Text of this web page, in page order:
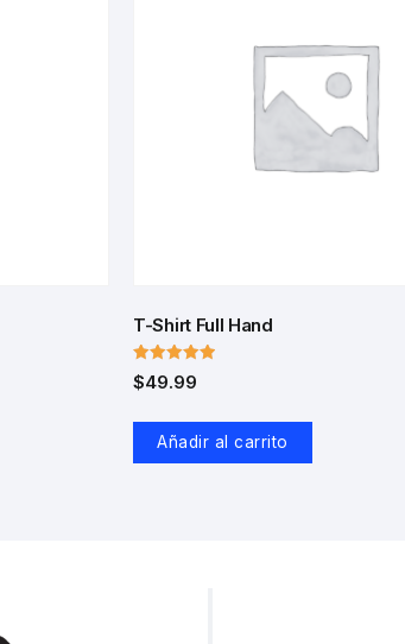
T-Shirt Full Hand
Valorado
con
$49.99
Añadir al carrito